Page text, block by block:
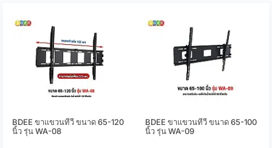
BDEE ขาแขวนทีวี ขนาด 65-120
นิ้ว รุ่น WA-08
BDEE ขาแขวนทีวี ขนาด 65-100
นิ้ว รุ่น WA-09